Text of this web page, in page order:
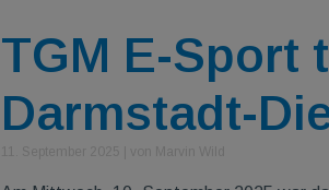
TGM E-Sport
Darmstadt-